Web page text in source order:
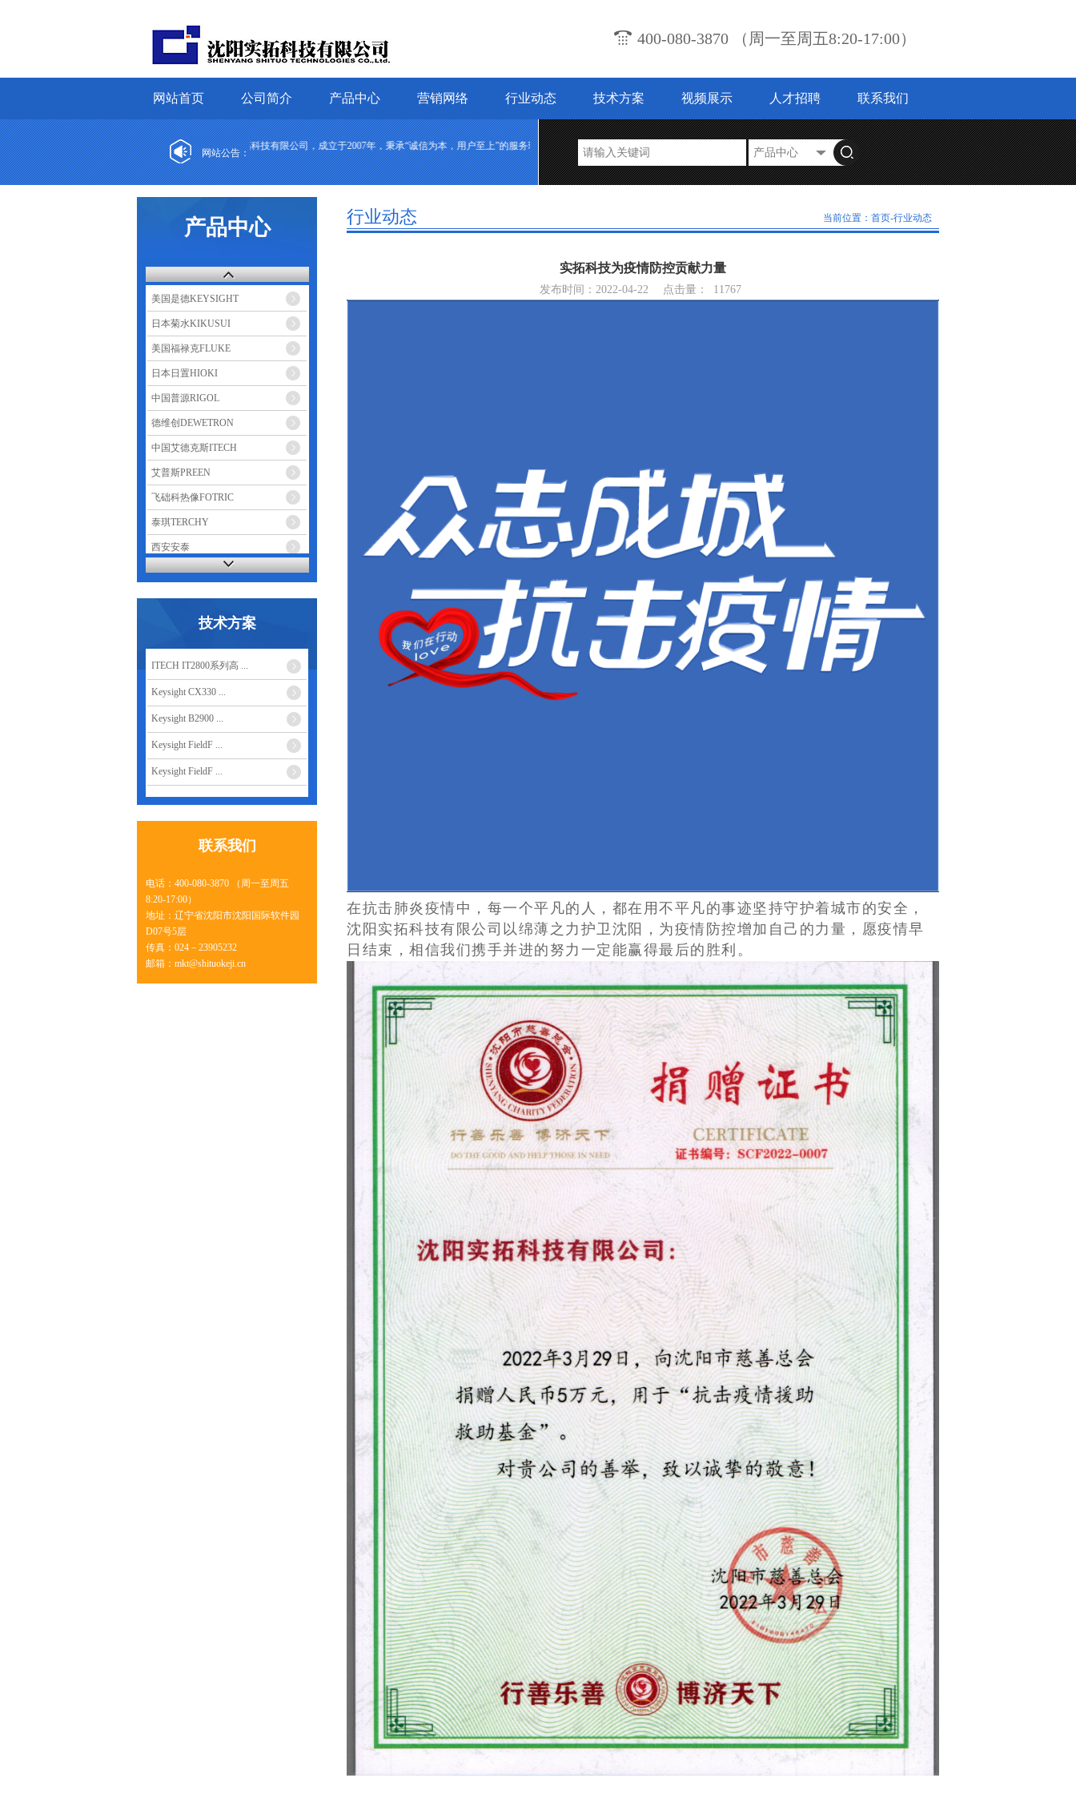
400-080-3870 （周一至周五8:20-17:00）
网站首页 公司简介 产品中心 营销网络 行业动态 技术方案 视频展示 人才招聘 联系我们
网站公告：
沈阳实拓科技有限公司，成立于2007年，秉承“诚信为本，用户至上”的服务理念，致力于提供优质的服务和全面的解决方案来满足东北三省广大客户的电子测试测量的需求。
产品中心
美国是德KEYSIGHT
日本菊水KIKUSUI
美国福禄克FLUKE
日本日置HIOKI
中国普源RIGOL
德维创DEWETRON
中国艾德克斯ITECH
艾普斯PREEN
飞础科热像FOTRIC
泰琪TERCHY
西安安泰
鼎阳 SIGLENT
技术方案
ITECH IT2800系列高 ...
Keysight CX330 ...
Keysight B2900 ...
Keysight FieldF ...
Keysight FieldF ...
联系我们
电话：400-080-3870 （周一至周五
8:20-17:00）
地址：辽宁省沈阳市沈阳国际软件园
D07号5层
传真：024－23905232
邮箱：mkt@shituokeji.cn
行业动态 当前位置： 首页-行业动态
实拓科技为疫情防控贡献力量
发布时间：2022-04-22 点击量： 11767
在抗击肺炎疫情中，每一个平凡的人，都在用不平凡的事迹坚持守护着城市的安全，
沈阳实拓科技有限公司以绵薄之力护卫沈阳，为疫情防控增加自己的力量，愿疫情早
日结束，相信我们携手并进的努力一定能赢得最后的胜利。